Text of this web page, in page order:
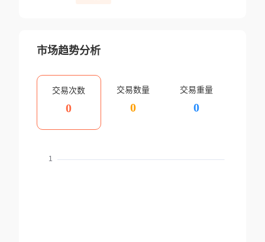
市场趋势分析
交易次数
0
交易数量
0
交易重量
0